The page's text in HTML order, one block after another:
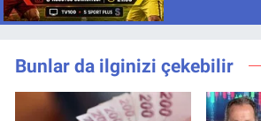
Bunlar da ilginizi çekebilir